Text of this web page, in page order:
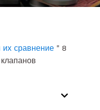
сравнение" 8